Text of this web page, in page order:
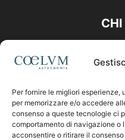
Per fornire le migliori
per memorizzare e/o accedere
consenso a queste tecnologie ci
comportamento di navigazione o
acconsentire o ritirare il
Contattaci: